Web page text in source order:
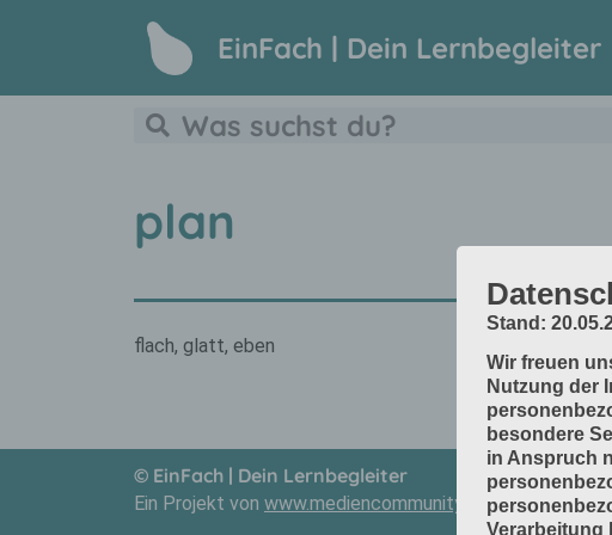
EinFach | Dein Lernbegleiter
plan
flach, glatt, eben
© EinFach | Dein Lernbegleiter
Ein Projekt von www.mediencommunity.de und
Stand:
Wir freuen
Nutzung der
besondere
in Anspruch
Verarbeitung